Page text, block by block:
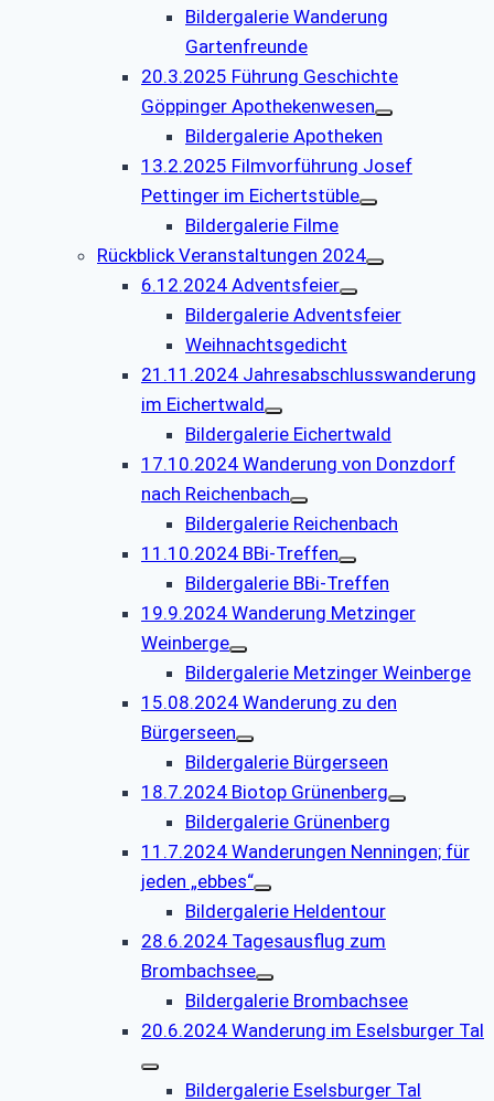
Bildergalerie Wanderung
Gartenfreunde
20.3.2025 Führung Geschichte
Göppinger Apothekenwesen
Bildergalerie Apotheken
13.2.2025 Filmvorführung Josef
Pettinger im Eichertstüble
Bildergalerie Filme
Rückblick Veranstaltungen 2024
6.12.2024 Adventsfeier
Bildergalerie Adventsfeier
Weihnachtsgedicht
21.11.2024 Jahresabschlusswanderung
im Eichertwald
Bildergalerie Eichertwald
17.10.2024 Wanderung von Donzdorf
nach Reichenbach
Bildergalerie Reichenbach
11.10.2024 BBi-Treffen
Bildergalerie BBi-Treffen
19.9.2024 Wanderung Metzinger
Weinberge
Bildergalerie Metzinger Weinberge
15.08.2024 Wanderung zu den
Bürgerseen
Bildergalerie Bürgerseen
18.7.2024 Biotop Grünenberg
Bildergalerie Grünenberg
11.7.2024 Wanderungen Nenningen; für
jeden „ebbes“
Bildergalerie Heldentour
28.6.2024 Tagesausflug zum
Brombachsee
Bildergalerie Brombachsee
20.6.2024 Wanderung im Eselsburger Tal
Bildergalerie Eselsburger Tal